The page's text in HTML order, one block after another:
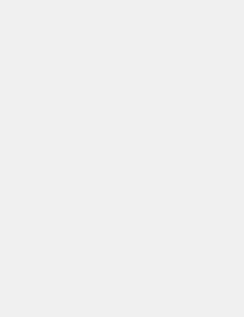
из
сервисов